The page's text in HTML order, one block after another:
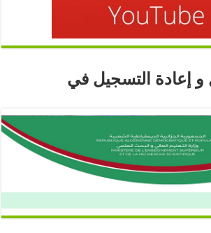
و إعادة التسجيل في